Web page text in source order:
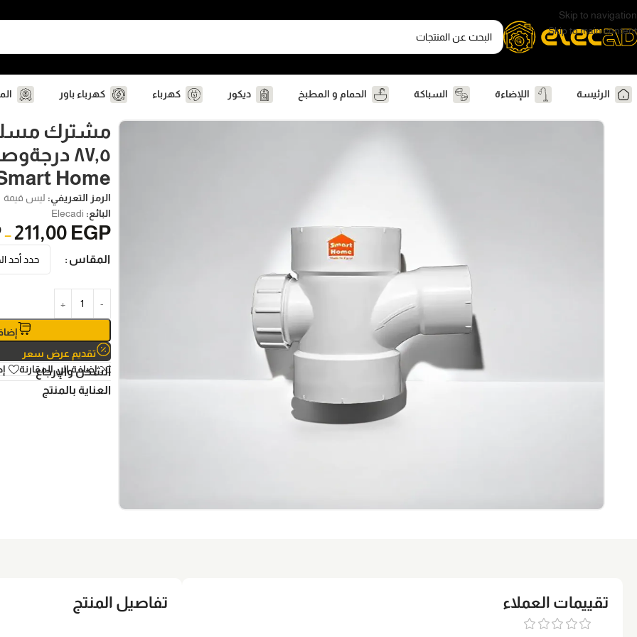
Skip to navigation
Skip to main content
الرئيسة اللإضاءة السباكة الحمام و المطبخ ديكور كهرباء كهرباء باور
الرئيسية
السباكة مشترك مسلوب بباب كشف ٨٧٫٥ درجةوصلات سباكه Smart Home
مشترك
٨٧٫٥
Home
الرمز التعريفي: ليس قيمة
البائع: Elecadi
211,00 EGP
–
المقاس
تقديم عرض سعر
إضافة الي المقارنة
الشحن والإرجاع
العناية بالمنتج
تقييمات العملاء تفاصيل المنتج